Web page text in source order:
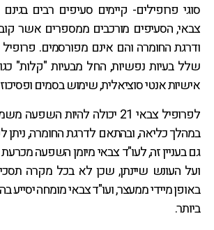
סוגי פרופילים- קיימים סעיפים רבים
צבאי, הסעיפים מורכבים ממספרים אשר
שלל בעיות נפשיות, החל מבעיות "קלות"
אישיות אנטי סוציאלית, שימוש בסמים
לפרופיל צבאי 21 יכולה להיות
במהלך כליאה, ובהתאם לדרגת החומרה, ניתן
גם בעניין זה, לעו"ד צבאי מיומן השפעה
ועל העונש שיינתן, שכן לא בכל מקרה
באופן מיידי ממעצר, ועו"ד צבאי מומחה יסייע
ביותר.